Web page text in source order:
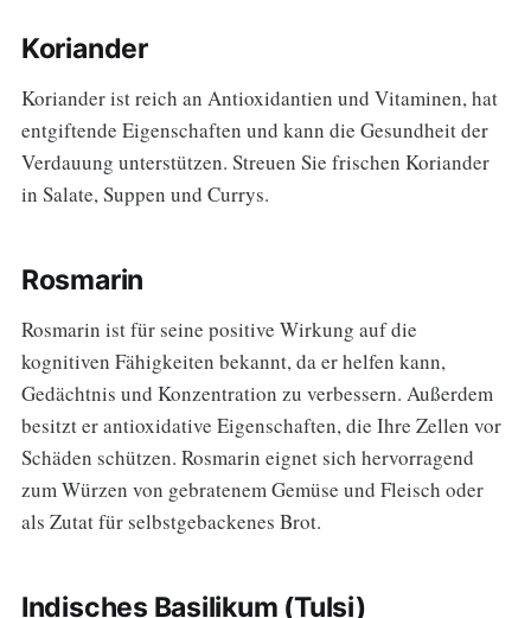
Koriander
Koriander ist reich an Antioxidantien und Vitaminen, hat
entgiftende Eigenschaften und kann die Gesundheit der
Verdauung unterstützen. Streuen Sie frischen Koriander
in Salate, Suppen und Currys.
Rosmarin
Rosmarin ist für seine positive Wirkung auf die
kognitiven Fähigkeiten bekannt, da er helfen kann,
Gedächtnis und Konzentration zu verbessern. Außerdem
besitzt er antioxidative Eigenschaften, die Ihre Zellen vor
Schäden schützen. Rosmarin eignet sich hervorragend
zum Würzen von gebratenem Gemüse und Fleisch oder
als Zutat für selbstgebackenes Brot.
Indisches Basilikum (Tulsi)